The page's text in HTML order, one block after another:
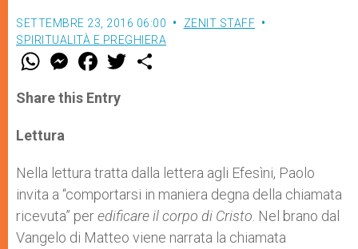
SETTEMBRE 23, 2016 06:00
ZENIT STAFF
SPIRITUALITÀ E PREGHIERA
W
t
s
p
p
M
e
s
e
F
a
e
b
w
Share this Entry
Lettura
Nella lettura tratta dalla lettera agli Efesìni, Paolo
invita a “comportarsi in maniera degna della chiamata
ricevuta” peredificare il corpo di Cristo . Nel brano dal
Vangelo di Matteo viene narrata la chiamata